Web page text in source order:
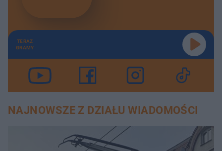
TERAZ
GRAMY
NAJNOWSZE Z DZIAŁU WIADOMOŚCI